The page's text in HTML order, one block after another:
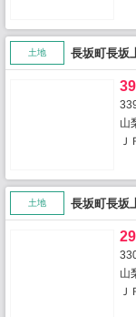
土地 長坂町長坂
山
Ｊ
土地 長坂町長坂
山
Ｊ